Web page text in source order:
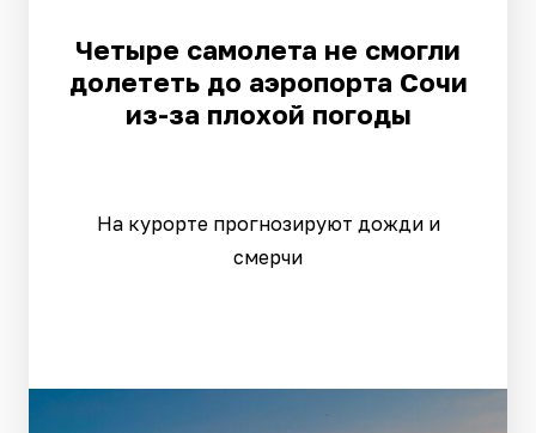
Четыре самолета не смогли
долететь до аэропорта Сочи
из-за плохой погоды
На курорте прогнозируют дожди и
смерчи